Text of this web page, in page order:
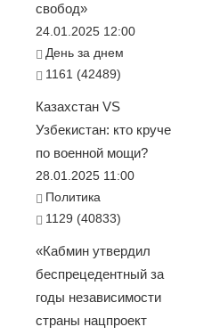
свобод»
24.01.2025 12:00
День за днем
1161 (42489)
Казахстан VS
Узбекистан: кто круче
по военной мощи?
28.01.2025 11:00
Политика
1129 (40833)
«Кабмин утвердил
беспрецедентный за
годы независимости
страны нацпроект